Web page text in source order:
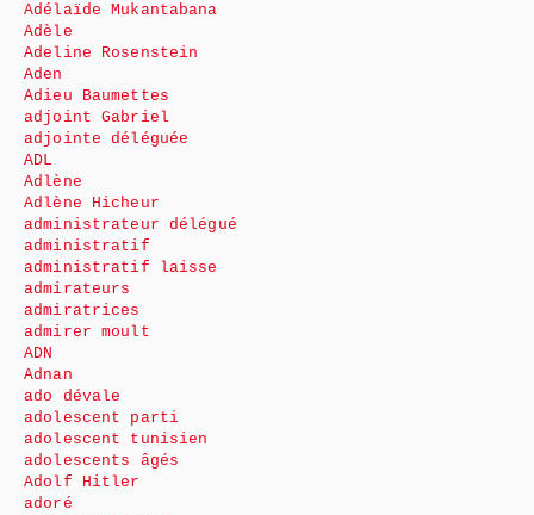
Adélaïde Mukantabana
Adèle
Adeline Rosenstein
Aden
Adieu Baumettes
adjoint Gabriel
adjointe déléguée
ADL
Adlène
Adlène Hicheur
administrateur délégué
administratif
administratif laisse
admirateurs
admiratrices
admirer moult
ADN
Adnan
ado dévale
adolescent parti
adolescent tunisien
adolescents âgés
Adolf Hitler
adoré